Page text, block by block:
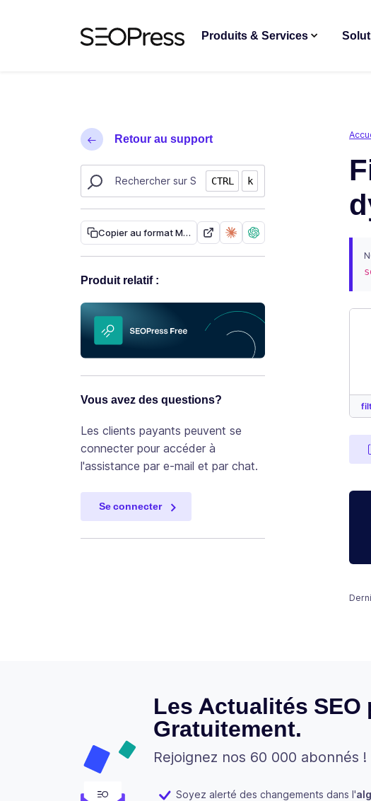
Produits & Services
Retour au support
Rechercher des ressources sur SEOPress
CTRL k
Copier au format Markdown
Produit relatif :
Vous avez des questions?
Les clients payants peuvent se
connecter pour accéder à
l'assistance par e-mail et par chat.
Se connecter
Les Actualités SEO
Gratuitement.
Rejoignez nos 60 000 abonnés !
Soyez alerté des changements dans l'